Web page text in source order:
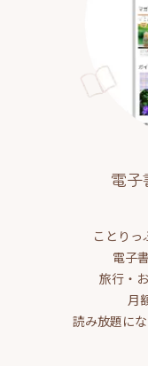
電子
ことりっ
電子
旅行・
月
読み放題に